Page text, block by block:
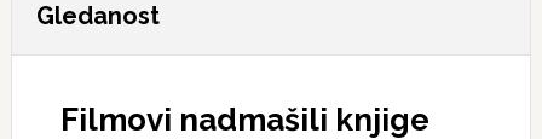
Gledanost
Filmovi nadmašili knjige